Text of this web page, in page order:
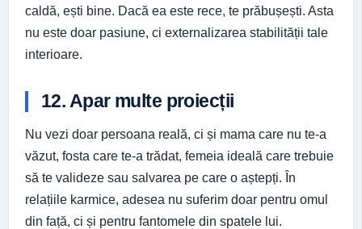
caldă, ești bine. Dacă ea este rece, te prăbușești. Asta
nu este doar pasiune, ci externalizarea stabilității tale
interioare.
12. Apar multe proiecții
Nu vezi doar persoana reală, ci și mama care nu te-a
văzut, fosta care te-a trădat, femeia ideală care trebuie
să te valideze sau salvarea pe care o aștepți. În
relațiile karmice, adesea nu suferim doar pentru omul
din față, ci și pentru fantomele din spatele lui.